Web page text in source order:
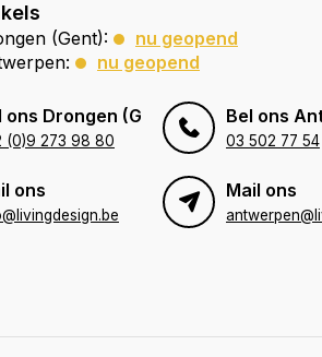
(Gent):
nu geopend
nu geopend
ons Drongen (Gent)
(0)9 273 98 80
Bel ons
03 502 77 54
ons
Mail ons